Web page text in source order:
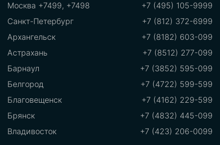
Москва +7499, +7498
+7 (495) 105-9999
Санкт-Петербург
+7 (812) 372-6999
Архангельск
+7 (8182) 603-099
Астрахань
+7 (8512) 277-099
Барнаул
+7 (3852) 595-099
Белгород
+7 (4722) 599-599
Благовещенск
+7 (4162) 229-599
Брянск
+7 (4832) 445-099
Владивосток
+7 (423) 206-0099